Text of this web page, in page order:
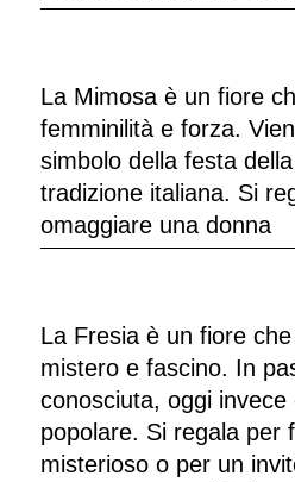
La Mimosa è un fiore
femminilità e forza.
simbolo della festa
tradizione italiana. Si
omaggiare una donna
La Fresia è un fiore
mistero e fascino. In
conosciuta, oggi invece
popolare. Si regala per
misterioso o per un